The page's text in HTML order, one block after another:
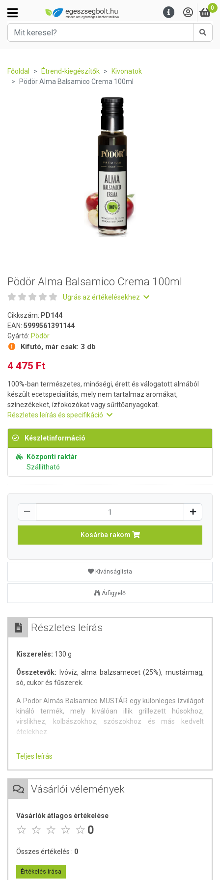
0
Főoldal Étrend-kiegészítők
Kivonatok
Pödör Alma Balsamico Crema 100ml
Pödör Alma Balsamico Crema 100ml
Ugrás az értékelésekhez
Cikkszám: PD144
EAN: 5999561391144
Gyártó: Pödör
Kifutó, már csak: 3 db
4 475 Ft
100%-ban természetes, minőségi, érett és válogatott almából
készült ecetspecialitás, mely nem tartalmaz aromákat,
színezékeket, ízfokozókat vagy sűrítőanyagokat.
Részletes leírás és specifikáció
Készletinformáció
Központi raktár
Szállítható
Kosárba rakom
Kívánságlista
Árfigyelő
Részletes leírás
Kiszerelés: 130 g
Összetevők: Ivóvíz, alma balzsamecet (25%), mustármag,
só, cukor és fűszerek.
A Pödör Almás Balsamico MUSTÁR egy különleges ízvilágot
kínáló termék, mely kiválóan illik grillezett húsokhoz,
virslikhez, kolbászokhoz, szószokhoz és más kedvelt
ételekhez.
egészséges tápanyagát, mint például az A, B1, B2 és B6
vitaminokat. Ez a vitaminösszetétel erősíti az
immunrendszert, a bőrt és az anyagcserét.
A mustármagból származó mustárolajok gátolják a
immunrendszer működését.
emésztést és támogatja az egész emésztőrendszert.
Teljes leírás
Vásárlói vélemények
Vásárlók átlagos értékelése
0
Összes értékelés : 0
Értékelés írása